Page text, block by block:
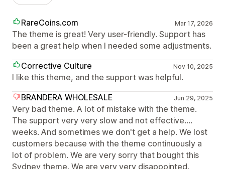
RareCoins.com Mar 17, 2026
The theme is great! Very user-friendly. Support has
been a great help when I needed some adjustments.
Corrective Culture
Nov 10, 2025
I like this theme, and the support was helpful.
BRANDERA WHOLESALE
Jun 29, 2025
Very bad theme. A lot of mistake with the theme.
The support very very slow and not effective....
weeks. And sometimes we don't get a help. We lost
customers because with the theme continuously a
lot of problem. We are very sorry that bought this
Sydney theme. We are very very disappointed.